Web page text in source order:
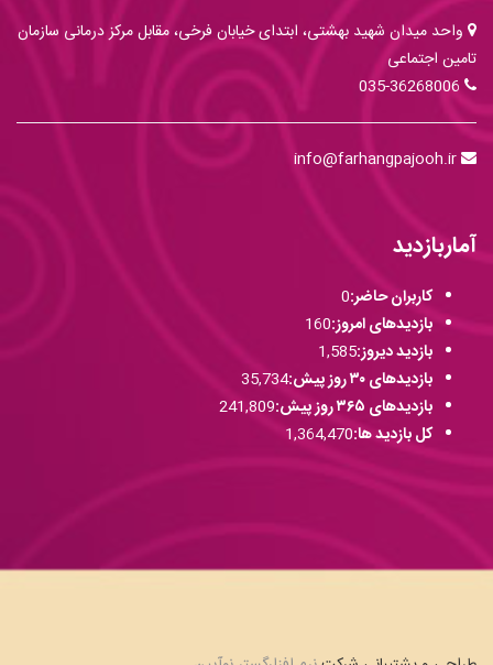
واحد میدان شهید بهشتی، ابتدای خیابان فرخی، مقابل مرکز درمانی سازمان
تامین اجتماعی
آماربازدید
کاربران حاضر:0
بازدیدهای امروز:160
بازدید دیروز:1,585
بازدیدهای ۳۰ روز پیش:
35,734
بازدیدهای ۳۶۵ روز پیش:
241,809
کل بازدید ها:1,364,470